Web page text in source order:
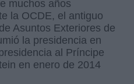
muchos años
la OCDE, el antiguo
Asuntos Exteriores de
la presidencia en
al Príncipe
en enero de 2014